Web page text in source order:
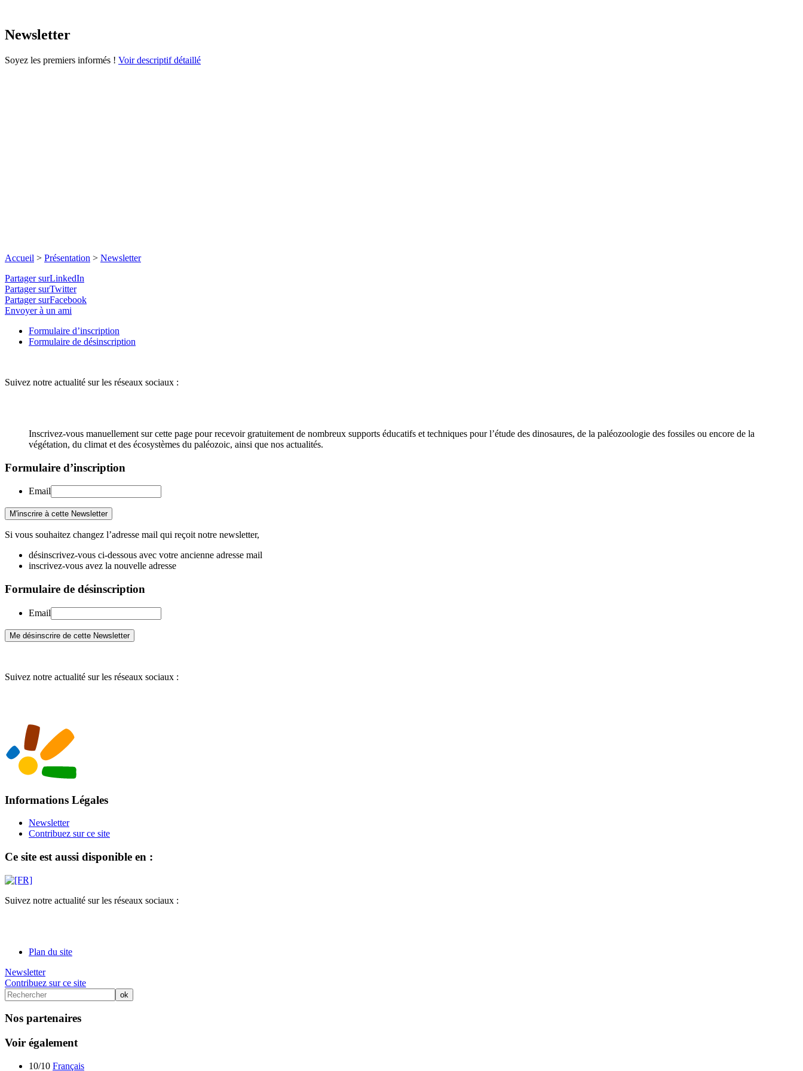
Newsletter
Soyez les premiers informés ! Voir descriptif détaillé
Accueil > Présentation > Newsletter
Partager surLinkedIn
Partager surTwitter
Partager surFacebook
Envoyer à un ami
Formulaire d’inscription
Formulaire de désinscription
Suivez notre actualité sur les réseaux sociaux :
Inscrivez-vous manuellement sur cette page pour recevoir gratuitement de nombreux supports éducatifs et techniques pour l’étude des dinosaures, de la paléozoologie des fossiles ou encore de la
végétation, du climat et des écosystèmes du paléozoic, ainsi que nos actualités.
Formulaire d’inscription
Email
Si vous souhaitez changez l’adresse mail qui reçoit notre newsletter,
désinscrivez-vous ci-dessous avec votre ancienne adresse mail
inscrivez-vous avez la nouvelle adresse
Formulaire de désinscription
Email
Suivez notre actualité sur les réseaux sociaux :
Informations Légales
Newsletter
Contribuez sur ce site
Ce site est aussi disponible en :
Suivez notre actualité sur les réseaux sociaux :
Plan du site
Newsletter
Contribuez sur ce site
Nos partenaires
Voir également
10/10 Français